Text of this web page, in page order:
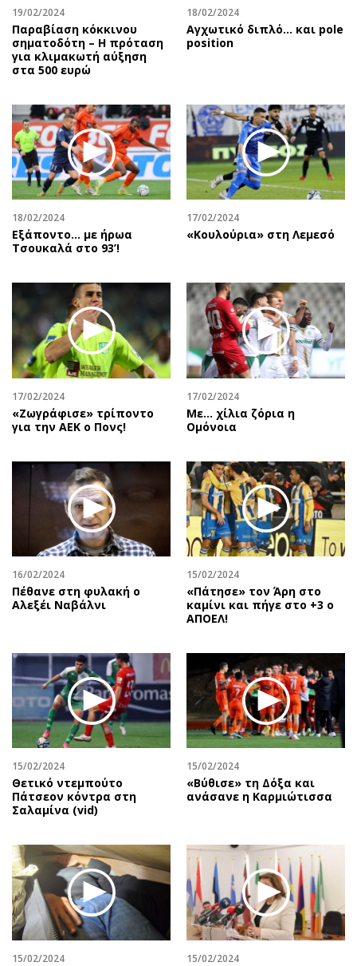
19/02/2024
Παραβίαση κόκκινου
σηματοδότη – Η πρόταση
για κλιμακωτή αύξηση
στα 500 ευρώ
18/02/2024
Αγχωτικό διπλό… και pole
position
18/02/2024
Εξάποντο… με ήρωα
Τσουκαλά στο 93’!
17/02/2024
«Κουλούρια» στη Λεμεσό
17/02/2024
«Ζωγράφισε» τρίποντο
για την ΑΕΚ ο Πονς!
17/02/2024
Με... χίλια ζόρια η
Ομόνοια
16/02/2024
Πέθανε στη φυλακή ο
Αλεξέι Ναβάλνι
15/02/2024
«Πάτησε» τον Άρη στο
καμίνι και πήγε στο +3 ο
ΑΠΟΕΛ!
15/02/2024
Θετικό ντεμπούτο
Πάτσεον κόντρα στη
Σαλαμίνα (vid)
15/02/2024
«Βύθισε» τη Δόξα και
ανάσανε η Καρμιώτισσα
15/02/2024 15/02/2024